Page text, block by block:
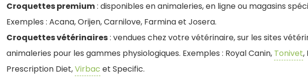
Croquettes premium: disponibles en animaleries, en ligne ou magasins
Exemples : Acana, Orijen, Carnilove, Farmina et Josera.
Croquettes vétérinaires: vendues chez votre vétérinaire, sur les sites
animaleries pour les gammes physiologiques. Exemples : Royal Canin, Tonivet,
Prescription Diet,Virbac et Specific.